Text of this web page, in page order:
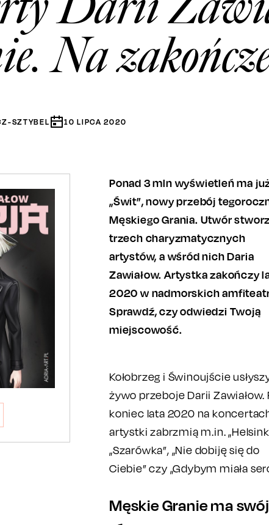
Na
SZTYBEL 10 LIPCA 2020
Ponad 3 mln wyświetleń ma
„Świt”, nowy przebój
Męskiego Grania. Utwór
trzech charyzmatycznych
artystów, a wśród nich Daria
Zawiałow. Artystka zakończy
2020 w nadmorskich
Sprawdź, czy odwiedzi Twoją
miejscowość.
Kołobrzeg i Świnoujście
żywo przeboje Darii Zawiałow.
koniec lata 2020 na
artystki zabrzmią m.in.
„Szarówka”, „Nie dobiję się do
Ciebie” czy „Gdybym miała
Męskie Granie ma swój